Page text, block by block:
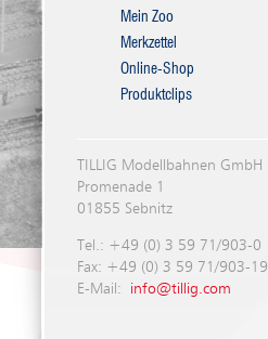
Mein Zoo
Merkzettel
Online-Shop
Produktclips
TILLIG Modellbahnen GmbH
Promenade 1
01855 Sebnitz
Tel.: +49 (0) 3 59 71/903-0
Fax: +49 (0) 3 59 71/903-19
E-Mail: info@tillig.com